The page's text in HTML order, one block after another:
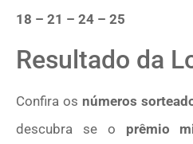
18 – 21 – 24 – 25
Resultado da
Confira os números
descubra se o prêmio